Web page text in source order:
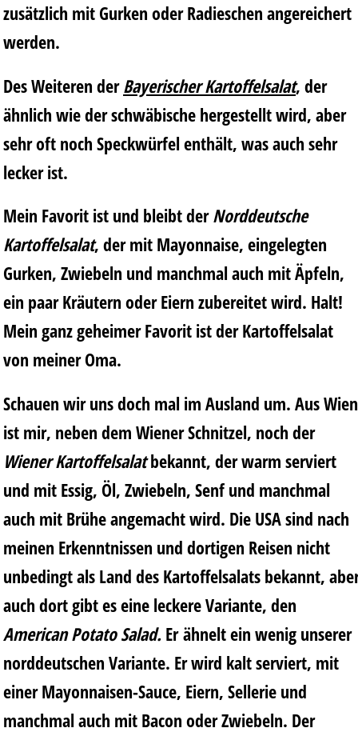
zusätzlich mit Gurken oder Radieschen angereichert
werden.
Des Weiteren derBayerischer Kartoffelsalat, der
ähnlich wie der schwäbische hergestellt wird, aber
sehr oft noch Speckwürfel enthält, was auch sehr
lecker ist.
Mein Favorit ist und bleibt derNorddeutsche
Kartoffelsalat, der mit Mayonnaise, eingelegten
Gurken, Zwiebeln und manchmal auch mit Äpfeln,
ein paar Kräutern oder Eiern zubereitet wird. Halt!
Mein ganz geheimer Favorit ist der Kartoffelsalat
von meiner Oma.
Schauen wir uns doch mal im Ausland um. Aus Wien
ist mir, neben dem Wiener Schnitzel, noch der
Wiener Kartoffelsalatbekannt, der warm serviert
und mit Essig, Öl, Zwiebeln, Senf und manchmal
auch mit Brühe angemacht wird. Die USA sind nach
meinen Erkenntnissen und dortigen Reisen nicht
unbedingt als Land des Kartoffelsalats bekannt,
auch dort gibt es eine leckere Variante, den
American Potato Salad. Er ähnelt ein wenig unserer
norddeutschen Variante. Er wird kalt serviert, mit
einer Mayonnaisen-Sauce, Eiern, Sellerie und
manchmal auch mit Bacon oder Zwiebeln. Der